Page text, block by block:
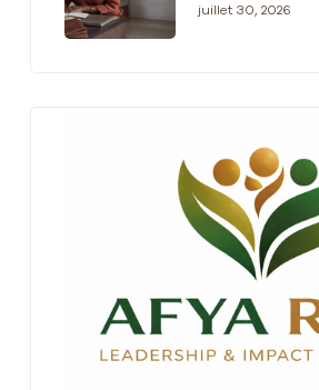
juillet 30, 2026